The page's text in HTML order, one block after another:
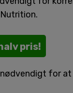
pris!
for